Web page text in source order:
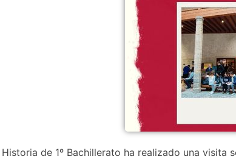
de 1º Bachillerato ha realizado una